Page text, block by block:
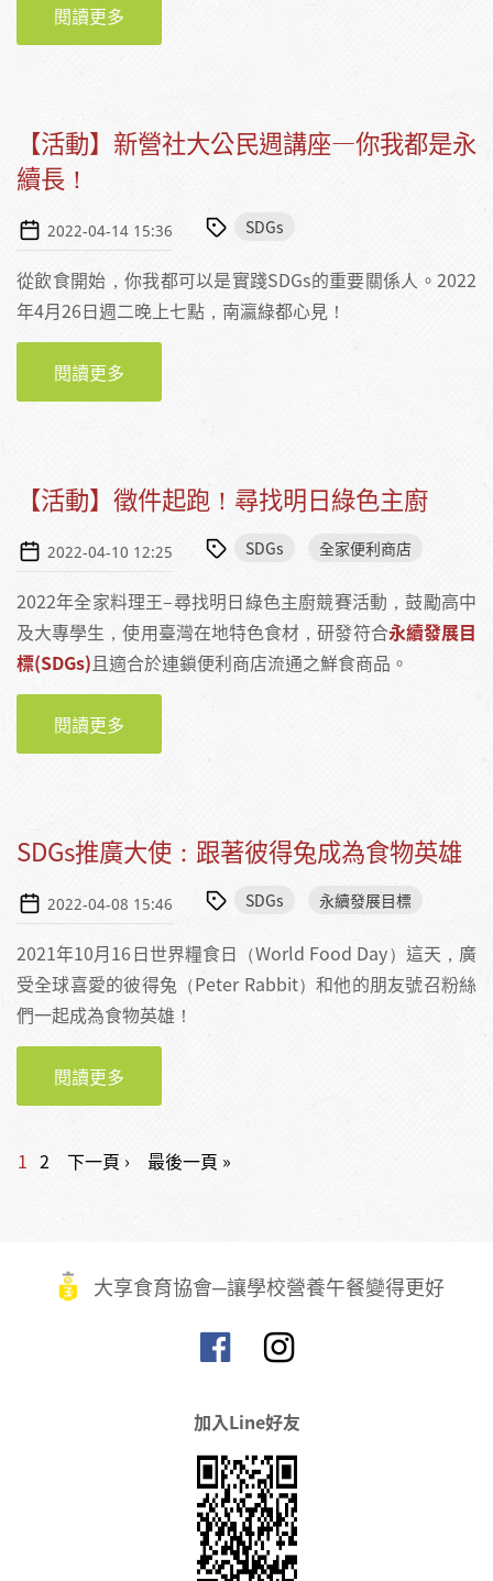
閱讀更多
與學科的結合（SDG1-SDG4）
【活動】新營社大公民週講座—你我都是永
續長！
2022-04-14 15:36 SDGs
從飲食開始，你我都可以是實踐SDGs的重要關係人。2022
年4月26日週二晚上七點，南瀛綠都心見！
閱讀更多
永續長！
【活動】徵件起跑！尋找明日綠色主廚
2022-04-10 12:25 SDGs 全家便利商店
2022年全家料理王–尋找明日綠色主廚競賽活動，鼓勵高中
及大專學生，使用臺灣在地特色食材，研發符合永續發展目
標(SDGs)且適合於連鎖便利商店流通之鮮食商品。
閱讀更多
SDGs推廣大使：跟著彼得兔成為食物英雄
2022-04-08 15:46 SDGs 永續發展目標
2021年10月16日世界糧食日（World Food Day）這天，廣
受全球喜愛的彼得兔（Peter Rabbit）和他的朋友號召粉絲
們一起成為食物英雄！
閱讀更多
頁面
1 2 下一頁 › 最後一頁 »
大享食育協會─讓學校營養午餐變得更好
加入Line好友